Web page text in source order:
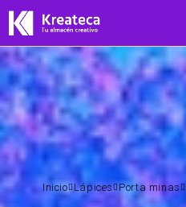
Inicio Lápices Porta minas